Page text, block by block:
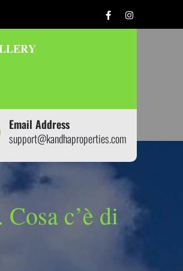
Email Address
support@kandhaproperties.com
c’è di